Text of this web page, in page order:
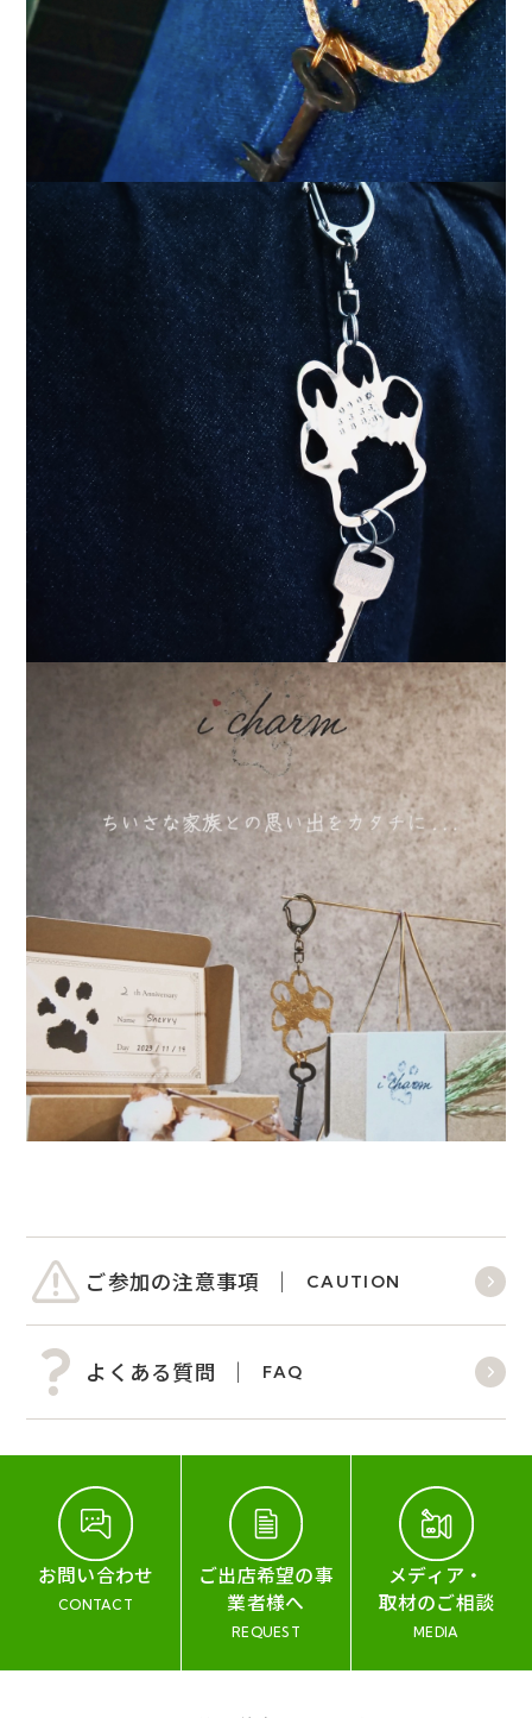
ご参加の注意事項 CAUTION
よくある質問 FAQ
お問い合わせ
CONTACT
ご出店希望の事
業者様へ
REQUEST
メディア・
取材のご相談
MEDIA